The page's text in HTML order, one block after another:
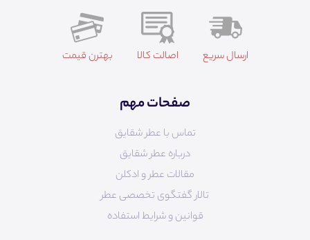
ارسال سریع اصالت کالا بهترن قیمت
صفحات مهم
تماس با عطر شقایق
درباره عطر شقایق
مقالات عطر و ادکلن
تالار گفتگوی تخصصی عطر
قوانین و شرایط استفاده